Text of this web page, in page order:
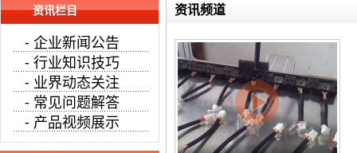
资讯频道
资讯栏目
- 企业新闻公告
- 行业知识技巧
- 业界动态关注
- 常见问题解答
- 产品视频展示